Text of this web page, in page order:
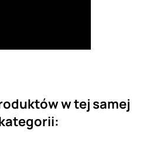
w tej samej